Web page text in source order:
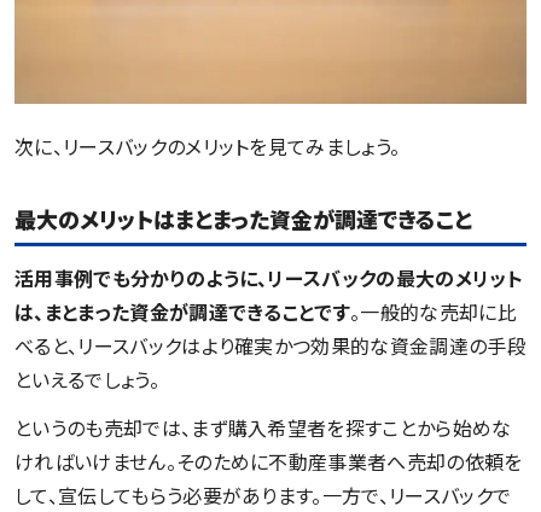
次に、リースバックのメリットを見てみましょう。
最大のメリットはまとまった資金が調達できること
活用事例でも分かりのように、リースバックの最大のメリット
は、まとまった資金が調達できることです。一般的な売却に比
べると、リースバックはより確実かつ効果的な資金調達の手段
といえるでしょう。
というのも売却では、まず購入希望者を探すことから始めな
ければいけません。そのために不動産事業者へ売却の依頼を
して、宣伝してもらう必要があります。一方で、リースバックで